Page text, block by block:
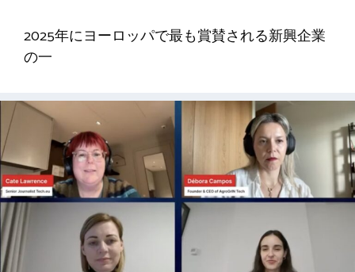
2025年にヨーロッパで最も賞賛される新興企業
の一